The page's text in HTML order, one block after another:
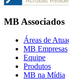
MB Associados
Áreas de
MB Empresas
Equipe
Produtos
MB na Mídia